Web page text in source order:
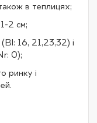
в теплицях;
2 см;
16, 21,23,32) і
0);
ринку і